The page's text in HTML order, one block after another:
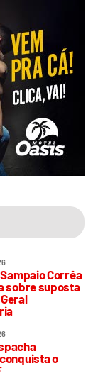
Corrêa
sobre suposta
o